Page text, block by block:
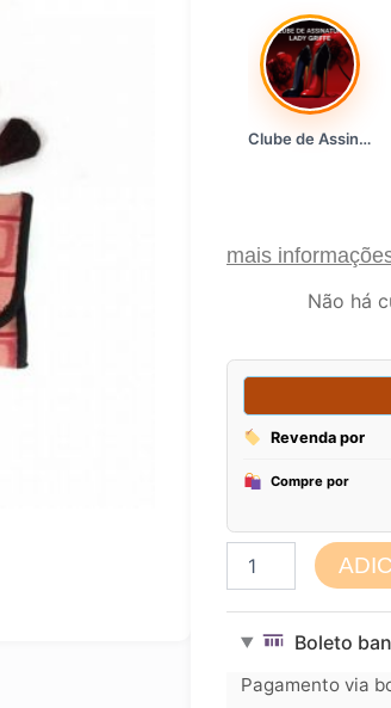
Clube de Assinatura Lady Griffe
mais
Não há
Maquiagem
Pincéis
Boleto
Pagamento via